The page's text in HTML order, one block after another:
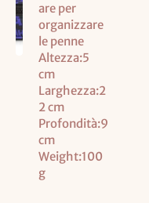
are per
organizzare
le penne
Altezza:5
cm
Larghezza:2
2 cm
Profondità:9
cm
Weight:100
g